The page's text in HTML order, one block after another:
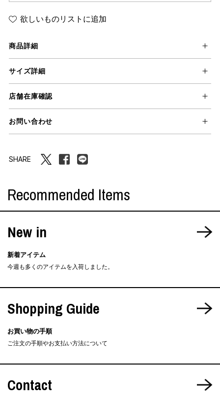
欲しいものリストに追加
商品詳細
サイズ詳細
店舗在庫確認
お問い合わせ
SHARE
Recommended Items
New in
新着アイテム
今週も多くのアイテムを入荷しました。
Shopping Guide
お買い物の手順
ご注文の手順やお支払い方法について
Contact